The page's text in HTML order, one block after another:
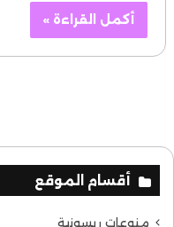
أكمل القراءة »
أقسام الموقع
منوعات ريسونية